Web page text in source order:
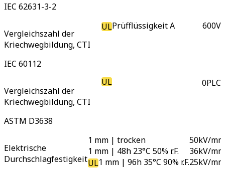
IEC 62631-3-2
Vergleichszahl der
Kriechwegbildung, CTI
IEC 60112
ULPrüfflüssigkeit A 600V
Vergleichszahl der
Kriechwegbildung, CTI
ASTM D3638
UL 0PLC
Elektrische
Durchschlagfestigkeit
1 mm | trocken
1 mm | 48h 23°C 50% r.F.
UL1 mm | 96h 35°C 90% r.F.
50kV/mm
36kV/mm
25kV/mm